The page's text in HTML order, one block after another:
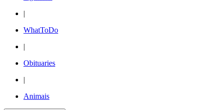
|
WhatToDo
|
Obituaries
|
Animais